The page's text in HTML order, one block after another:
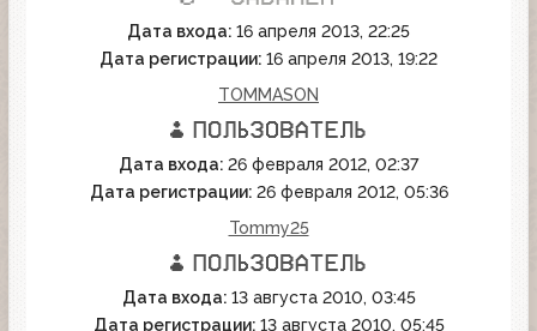
Дата входа: 16 апреля 2013, 22:25
Дата регистрации: 16 апреля 2013, 19:22
TOMMASON
Дата входа: 26 февраля 2012, 02:37
Дата регистрации: 26 февраля 2012, 05:36
Tommy25
Дата входа: 13 августа 2010, 03:45
Дата регистрации: 13 августа 2010, 05:45